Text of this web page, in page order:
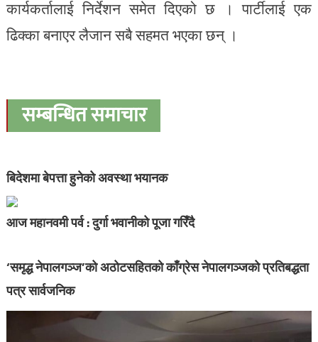
कार्यकर्तालाई निर्देशन समेत दिएको छ । पार्टीलाई एक
ढिक्का बनाएर लैजान सबै सहमत भएका छन् ।
सम्बन्धित समाचार
बिदेशमा बेपत्ता हुनेको अवस्था भयानक
आज महानवमी पर्व : दुर्गा भवानीको पूजा गरिँदै
‘समृद्ध नेपालगञ्ज’को अठोटसहितको काँग्रेस नेपालगञ्जको प्रतिबद्धता
पत्र सार्वजनिक